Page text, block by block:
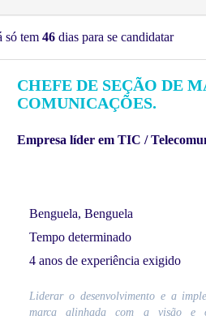
só tem 46 dias para se candidatar
CHEFE DE SEÇÃO DE
COMUNICAÇÕES.
Empresa líder em TIC /
Benguela, Benguela
Tempo determinado
4 anos de experiência exigido
Liderar o desenvolvimento e a
marca alinhada com a visão e